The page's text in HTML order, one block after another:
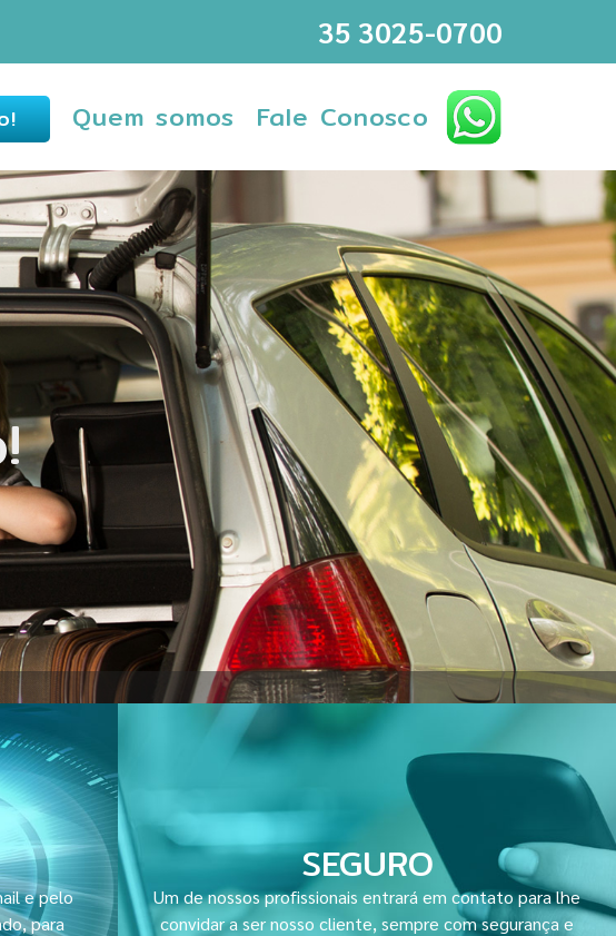
35 3025-0700
Quem somos Fale Conosco
e pelo
para
SEGURO
Um de nossos profissionais entrará em contato para lhe
convidar a ser nosso cliente, sempre com segurança e